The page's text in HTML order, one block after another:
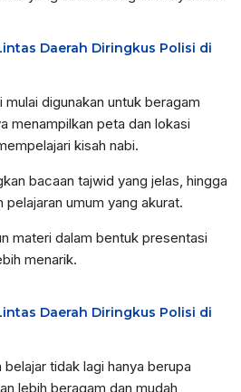
Daerah Diringkus Polisi di
digunakan untuk beragam
menampilkan peta dan lokasi
kisah nabi.
bacaan tajwid yang jelas, hingga
umum yang akurat.
materi dalam bentuk presentasi
menarik.
Daerah Diringkus Polisi di
tidak lagi hanya berupa
lebih beragam dan mudah